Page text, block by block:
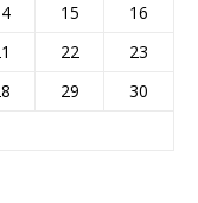
15
16
22
23
29
30